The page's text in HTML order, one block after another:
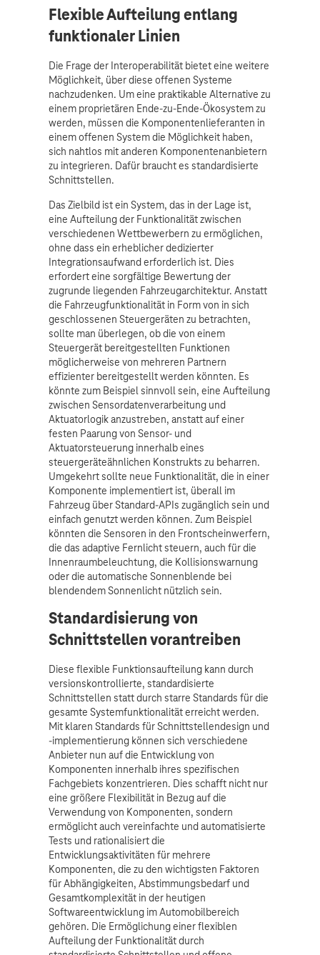
Flexible Aufteilung entlang
funktionaler Linien
Die Frage der Interoperabilität bietet eine weitere
Möglichkeit, über diese offenen Systeme
nachzudenken. Um eine praktikable Alternative zu
einem proprietären Ende-zu-Ende-Ökosystem zu
werden, müssen die Komponentenlieferanten in
einem offenen System die Möglichkeit haben,
sich nahtlos mit anderen Komponentenanbietern
zu integrieren. Dafür braucht es standardisierte
Schnittstellen.
Das Zielbild ist ein System, das in der Lage ist,
eine Aufteilung der Funktionalität zwischen
verschiedenen Wettbewerbern zu ermöglichen,
ohne dass ein erheblicher dedizierter
Integrationsaufwand erforderlich ist. Dies
erfordert eine sorgfältige Bewertung der
zugrunde liegenden Fahrzeugarchitektur. Anstatt
die Fahrzeugfunktionalität in Form von in sich
geschlossenen Steuergeräten zu betrachten,
sollte man überlegen, ob die von einem
Steuergerät bereitgestellten Funktionen
möglicherweise von mehreren Partnern
effizienter bereitgestellt werden könnten. Es
könnte zum Beispiel sinnvoll sein, eine Aufteilung
zwischen Sensordatenverarbeitung und
Aktuatorlogik anzustreben, anstatt auf einer
festen Paarung von Sensor- und
Aktuatorsteuerung innerhalb eines
steuergeräteähnlichen Konstrukts zu beharren.
Umgekehrt sollte neue Funktionalität, die in einer
Komponente implementiert ist, überall im
Fahrzeug über Standard-APIs zugänglich sein und
einfach genutzt werden können. Zum Beispiel
könnten die Sensoren in den Frontscheinwerfern,
die das adaptive Fernlicht steuern, auch für die
Innenraumbeleuchtung, die Kollisionswarnung
oder die automatische Sonnenblende bei
blendendem Sonnenlicht nützlich sein.
Standardisierung von
Schnittstellen vorantreiben
Diese flexible Funktionsaufteilung kann durch
versionskontrollierte, standardisierte
Schnittstellen statt durch starre Standards für die
gesamte Systemfunktionalität erreicht werden.
Mit klaren Standards für Schnittstellendesign und
-implementierung können sich verschiedene
Anbieter nun auf die Entwicklung von
Komponenten innerhalb ihres spezifischen
Fachgebiets konzentrieren. Dies schafft nicht nur
eine größere Flexibilität in Bezug auf die
Verwendung von Komponenten, sondern
ermöglicht auch vereinfachte und automatisierte
Tests und rationalisiert die
Entwicklungsaktivitäten für mehrere
Komponenten, die zu den wichtigsten Faktoren
für Abhängigkeiten, Abstimmungsbedarf und
Gesamtkomplexität in der heutigen
Softwareentwicklung im Automobilbereich
gehören. Die Ermöglichung einer flexiblen
Aufteilung der Funktionalität durch